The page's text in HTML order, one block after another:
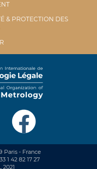
& PROTECTION DES
Paris - France
1 42 82 17 27